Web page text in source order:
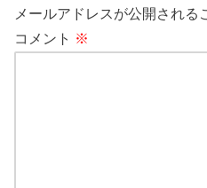
メールアドレスが公開される
コメント ※